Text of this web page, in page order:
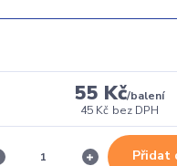
55 Kč/balení
45 Kč bez DPH
Přidat